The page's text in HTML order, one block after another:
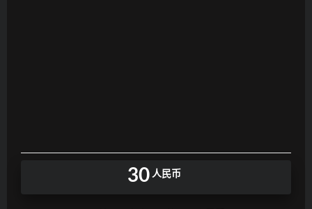
30 人民币